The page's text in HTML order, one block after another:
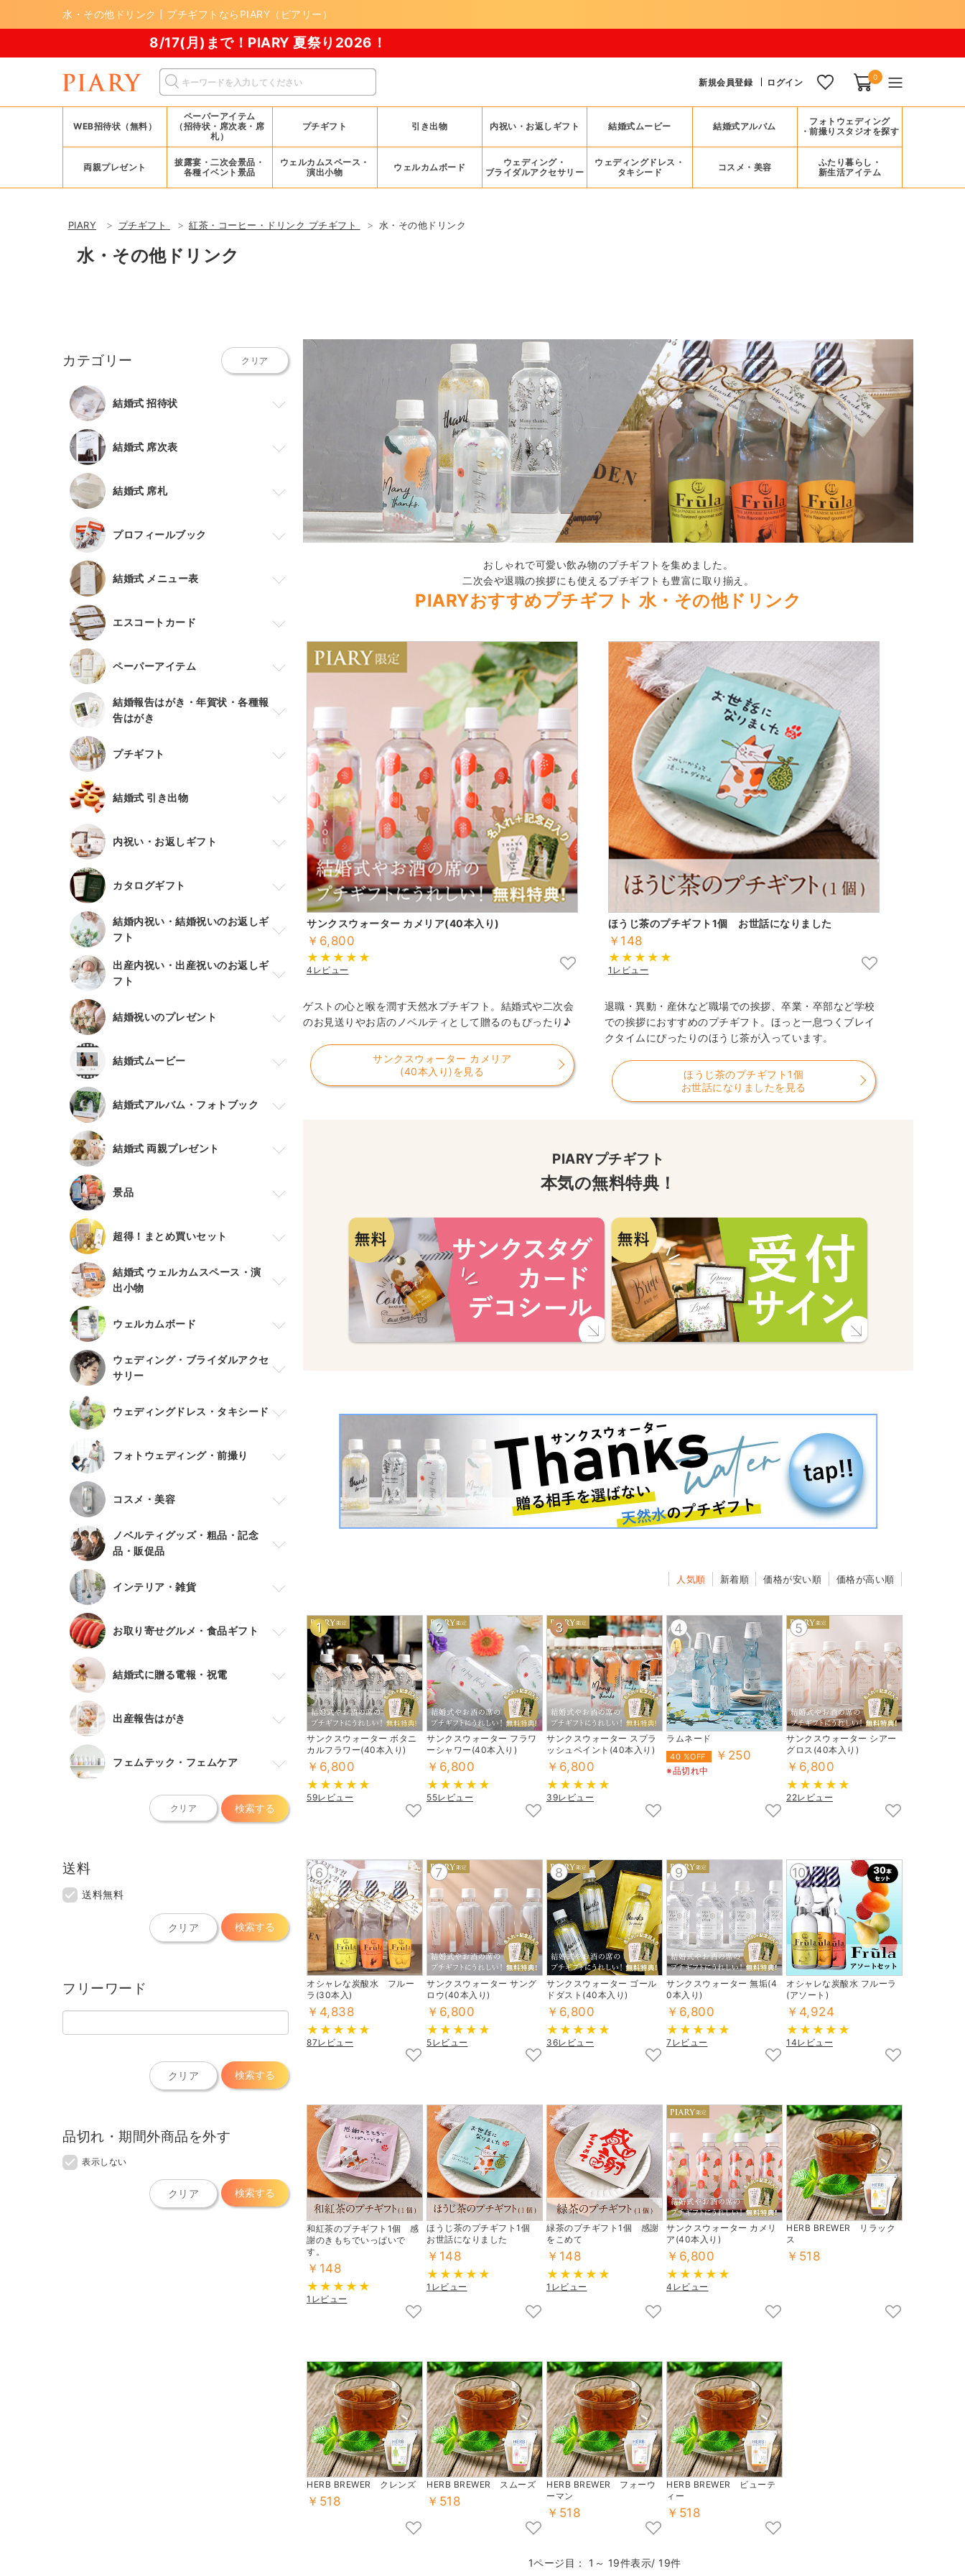
水・その他ドリンク | プチギフトならPIARY（ピアリー）
8/17(月)まで！PIARY 夏祭り2026！
新規会員登録 ログイン 0
WEB招待状（無料）
ペーパーアイテム
（招待状・席次表・席
札）
プチギフト 引き出物 内祝い・お返しギフト 結婚式ムービー 結婚式アルバム
フォトウェディング
・前撮りスタジオを探す
両親プレゼント
披露宴・二次会景品・
各種イベント景品
ウェルカムスペース・
演出小物
ウェルカムボード
ウェディング・
ブライダルアクセサリー
ウェディングドレス・
タキシード
コスメ・美容
ふたり暮らし・
新生活アイテム
PIARY プチギフト 紅茶・コーヒー・ドリンク プチギフト 水・その他ドリンク
水・その他ドリンク
カテゴリー クリア
結婚式 招待状
結婚式 席次表
結婚式 席札
プロフィールブック
結婚式 メニュー表
エスコートカード
ペーパーアイテム
結婚報告はがき・年賀状・各種報
告はがき
プチギフト
結婚式 引き出物
内祝い・お返しギフト
カタログギフト
結婚内祝い・結婚祝いのお返しギ
フト
出産内祝い・出産祝いのお返しギ
フト
結婚祝いのプレゼント
結婚式ムービー
結婚式アルバム・フォトブック
結婚式 両親プレゼント
景品
超得！まとめ買いセット
結婚式 ウェルカムスペース・演
出小物
ウェルカムボード
ウェディング・ブライダルアクセ
サリー
ウェディングドレス・タキシード
フォトウェディング・前撮り
コスメ・美容
ノベルティグッズ・粗品・記念
品・販促品
インテリア・雑貨
お取り寄せグルメ・食品ギフト
結婚式に贈る電報・祝電
出産報告はがき
フェムテック・フェムケア
検索する
クリア
送料
送料無料
検索する
クリア
フリーワード
検索する
クリア
品切れ・期間外商品を外す
表示しない
検索する
クリア
おしゃれで可愛い飲み物のプチギフトを集めました。
二次会や退職の挨拶にも使えるプチギフトも豊富に取り揃え。
PIARYおすすめプチギフト 水・その他ドリンク
サンクスウォーター カメリア(40本入り)
￥6,800
4レビュー
ゲストの心と喉を潤す天然水プチギフト。結婚式や二次会
のお見送りやお店のノベルティとして贈るのもぴったり♪
サンクスウォーター カメリア
(40本入り)を見る
ほうじ茶のプチギフト1個 お世話になりました
￥148
1レビュー
退職・異動・産休など職場での挨拶、卒業・卒部など学校
での挨拶におすすめのプチギフト。ほっと一息つくブレイ
クタイムにぴったりのほうじ茶が入っています。
ほうじ茶のプチギフト1個
お世話になりましたを見る
PIARYプチギフト
本気の無料特典！
人気順 新着順 価格が安い順 価格が高い順
1
サンクスウォーター ボタニ
カルフラワー(40本入り)
￥6,800
59レビュー
2
サンクスウォーター フラワ
ーシャワー(40本入り)
￥6,800
55レビュー
3
サンクスウォーター スプラ
ッシュペイント(40本入り)
￥6,800
39レビュー
4
ラムネード
40 %OFF ￥250
※品切れ中
5
サンクスウォーター シアー
グロス(40本入り)
￥6,800
22レビュー
6
オシャレな炭酸水 フルー
ラ(30本入)
￥4,838
87レビュー
7
サンクスウォーター サング
ロウ(40本入り)
￥6,800
5レビュー
8
サンクスウォーター ゴール
ドダスト(40本入り)
￥6,800
36レビュー
9
サンクスウォーター 無垢(4
0本入り)
￥6,800
7レビュー
10
オシャレな炭酸水 フルーラ
(アソート)
￥4,924
14レビュー
和紅茶のプチギフト1個 感
謝のきもちでいっぱいで
す。
￥148
1レビュー
ほうじ茶のプチギフト1個
お世話になりました
￥148
1レビュー
緑茶のプチギフト1個 感謝
をこめて
￥148
1レビュー
サンクスウォーター カメリ
ア(40本入り)
￥6,800
4レビュー
HERB BREWER リラック
ス
￥518
HERB BREWER クレンズ
￥518
HERB BREWER スムーズ
￥518
HERB BREWER フォーウ
ーマン
￥518
HERB BREWER ビューテ
ィー
￥518
1ページ目： 1～ 19件表示/ 19件